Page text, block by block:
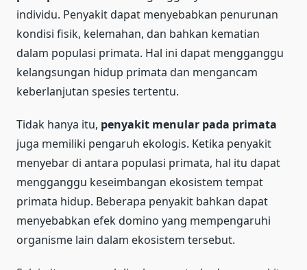
individu. Penyakit dapat menyebabkan penurunan
kondisi fisik, kelemahan, dan bahkan kematian
dalam populasi primata. Hal ini dapat mengganggu
kelangsungan hidup primata dan mengancam
keberlanjutan spesies tertentu.
Tidak hanya itu, penyakit menular pada primata
juga memiliki pengaruh ekologis. Ketika penyakit
menyebar di antara populasi primata, hal itu dapat
mengganggu keseimbangan ekosistem tempat
primata hidup. Beberapa penyakit bahkan dapat
menyebabkan efek domino yang mempengaruhi
organisme lain dalam ekosistem tersebut.